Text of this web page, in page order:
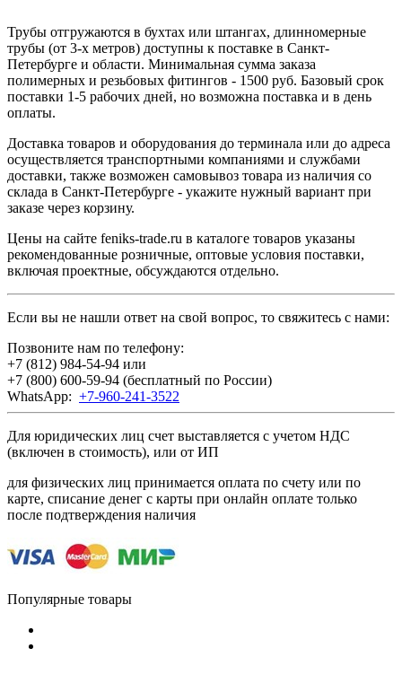
Трубы отгружаются в бухтах или штангах, длинномерные
трубы (от 3-х метров) доступны к поставке в Санкт-
Петербурге и области. Минимальная сумма заказа
полимерных и резьбовых фитингов - 1500 руб. Базовый срок
поставки 1-5 рабочих дней, но возможна поставка и в день
оплаты.
Доставка товаров и оборудования до терминала или до адреса
осуществляется транспортными компаниями и службами
доставки, также возможен самовывоз товара из наличия со
склада в Санкт-Петербурге - укажите нужный вариант при
заказе через корзину.
Цены на сайте feniks-trade.ru в каталоге товаров указаны
рекомендованные розничные, оптовые условия поставки,
включая проектные, обсуждаются отдельно.
Если вы не нашли ответ на свой вопрос, то свяжитесь с нами:
Позвоните нам по телефону:
+7 (812) 984-54-94 или
+7 (800) 600-59-94 (бесплатный по России)
WhatsApp: +7-960-241-3522
Для юридических лиц счет выставляется с учетом НДС
(включен в стоимость), или от ИП
для физических лиц принимается оплата по счету или по
карте, списание денег с карты при онлайн оплате только
после подтверждения наличия
Популярные товары